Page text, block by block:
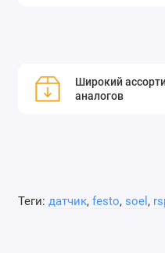
Широкий
аналогов
Теги: датчик, festo, soel ,